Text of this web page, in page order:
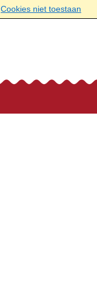
Cookies niet toestaan